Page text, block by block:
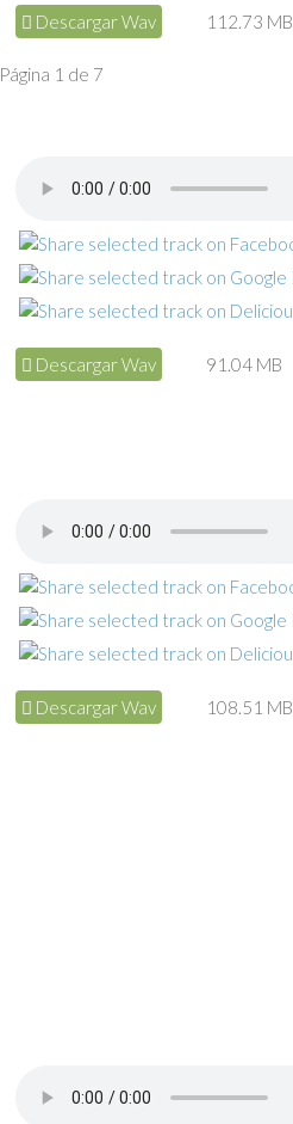
Descargar Wav 112.73 MB
Descargar Wav 91.04 MB
Descargar Wav 108.51 MB
Página 1 de 7